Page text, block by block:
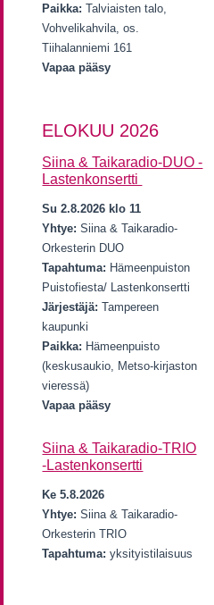
Paikka: Talviaisten talo,
Vohvelikahvila, os.
Tiihalanniemi 161
Vapaa pääsy
ELOKUU 2026
Siina & Taikaradio-DUO -
Lastenkonsertti
Su 2.8.2026 klo 11
Yhtye: Siina & Taikaradio-
Orkesterin DUO
Tapahtuma: Hämeenpuiston
Puistofiesta/ Lastenkonsertti
Järjestäjä: Tampereen
kaupunki
Paikka: Hämeenpuisto
(keskusaukio, Metso-kirjaston
vieressä)
Vapaa pääsy
Siina & Taikaradio-TRIO
-Lastenkonsertti
Ke 5.8.2026
Yhtye: Siina & Taikaradio-
Orkesterin TRIO
Tapahtuma: yksityistilaisuus